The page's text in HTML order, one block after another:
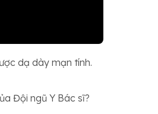
dạ dày mạn tính.
Đội ngũ Y Bác sĩ?